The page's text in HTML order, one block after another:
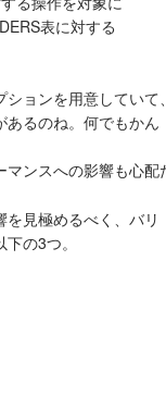
表に対する
ョンを用意していて、
るのね。何でもかん
ンスへの影響も心配
見極めるべく、バリ
の3つ。